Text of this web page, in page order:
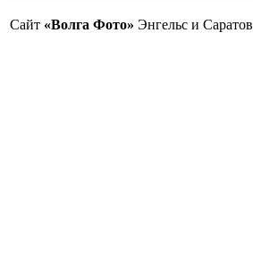
Сайт «Волга Фото» Энгельс и Саратов